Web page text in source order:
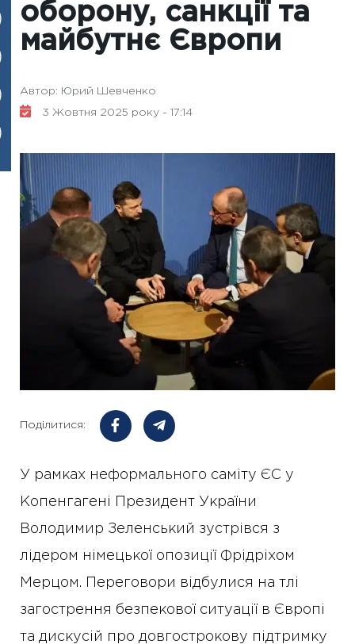
оборону, санкції та
майбутнє Європи
Автор: Юрий Шевченко
3 Жовтня 2025 року - 17:14
Поділитися:
У рамках неформального саміту ЄС у
Копенгагені Президент України
Володимир Зеленський зустрівся з
лідером німецької опозиції Фрідріхом
Мерцом. Переговори відбулися на тлі
загострення безпекової ситуації в Європі
та дискусій про довгострокову підтримку